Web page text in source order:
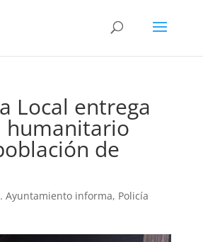
Local entrega
humanitario
de
Ayuntamiento informa, Policía